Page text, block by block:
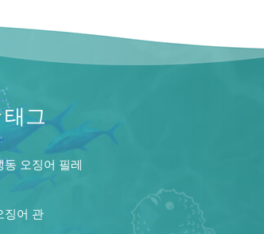
태그
동 오징어 필레
징어 관